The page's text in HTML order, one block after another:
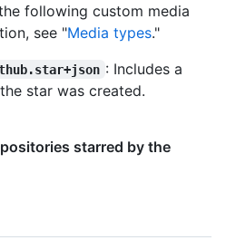
subscriptions",
orgs",
received_events",
following custom media
see "Media types."
: Includes a
star was created.
starred by the